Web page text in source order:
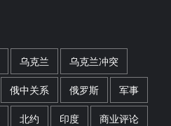
乌克兰 乌克兰冲突
俄中关系 俄罗斯 军事
北约 印度 商业评论